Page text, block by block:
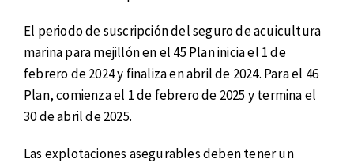
El periodo de suscripción del seguro de acuicultura
marina para mejillón en el 45 Plan inicia el 1 de
febrero de 2024 y finaliza en abril de 2024. Para el 46
Plan, comienza el 1 de febrero de 2025 y termina el
30 de abril de 2025.
Las explotaciones asegurables deben tener un